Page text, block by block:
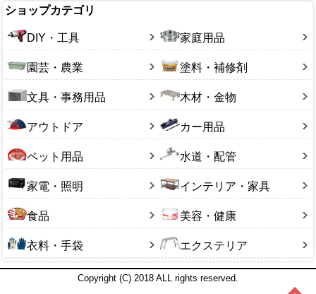
ショップカテゴリ
DIY・工具 家庭用品
園芸・農業 塗料・補修剤
文具・事務用品 木材・金物
アウトドア カー用品
ペット用品 水道・配管
家電・照明 インテリア・家具
食品 美容・健康
衣料・手袋 エクステリア
Copyright (C) 2018 ALL rights reserved.